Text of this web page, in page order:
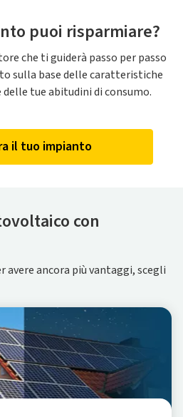
puoi risparmiare?
che ti guiderà passo per passo
sulla base delle caratteristiche
tue abitudini di consumo.
il tuo impianto
con
avere ancora più vantaggi, scegli